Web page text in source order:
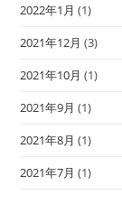
2022年1月 (1)
2021年12月 (3)
2021年10月 (1)
2021年9月 (1)
2021年8月 (1)
2021年7月 (1)